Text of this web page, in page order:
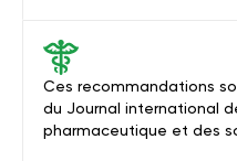
Ces recommandations
du Journal international
pharmaceutique et des